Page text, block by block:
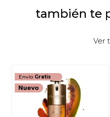
también te
Ver
Envío Gratis